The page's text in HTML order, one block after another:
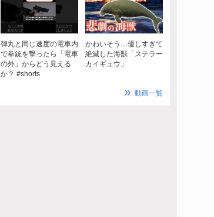
弾丸と同じ速度の電車内
で拳銃を撃ったら「電車
の外」からどう見える
か？ #shorts
かわいそう…優しすぎて
絶滅した海獣「ステラー
カイギュウ」
動画一覧